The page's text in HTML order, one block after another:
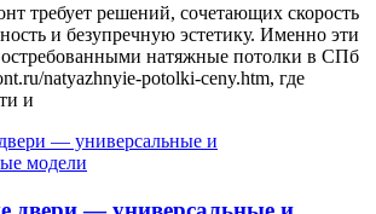
требует решений, сочетающих скорость
и безупречную эстетику. Именно эти
натяжные потолки в СПб
natyazhnyie-potolki-ceny.htm, где
и